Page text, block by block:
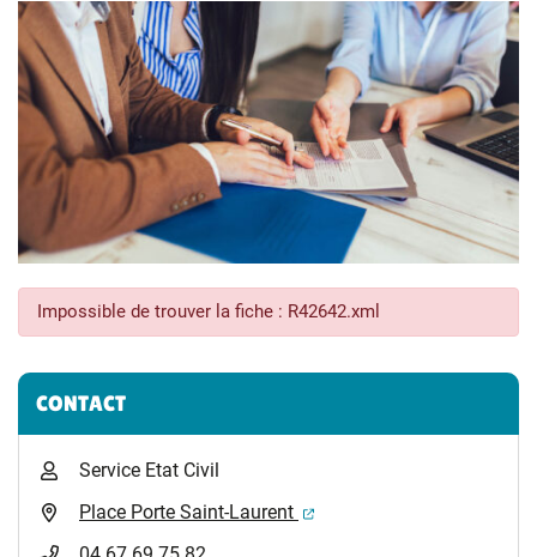
Impossible de trouver la fiche : R42642.xml
Informations complémentaires
CONTACT
Service Etat Civil
Place Porte Saint-Laurent
(ouverture dans un